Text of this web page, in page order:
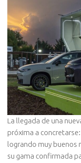
La llegada de una
próxima a
logrando muy buenos
su gama confirmada